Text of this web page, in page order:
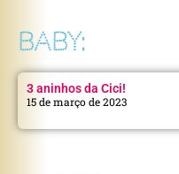
BABY:
3 aninhos da Cici!
15 de março de 2023